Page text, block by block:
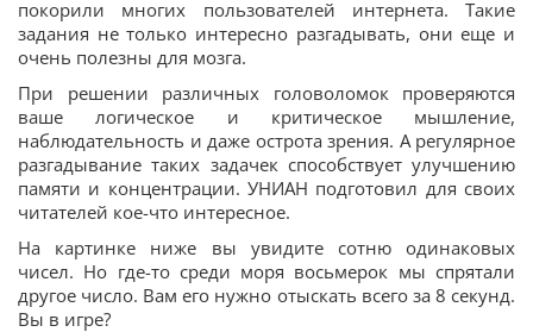
покорили многих пользователей интернета. Такие
задания не только интересно разгадывать, они еще и
очень полезны для мозга.
При решении различных головоломок проверяются
ваше логическое и критическое мышление,
наблюдательность и даже острота зрения. А регулярное
разгадывание таких задачек способствует улучшению
памяти и концентрации. УНИАН подготовил для своих
читателей кое-что интересное.
На картинке ниже вы увидите сотню одинаковых
чисел. Но где-то среди моря восьмерок мы спрятали
другое число. Вам его нужно отыскать всего за 8 секунд.
Вы в игре?